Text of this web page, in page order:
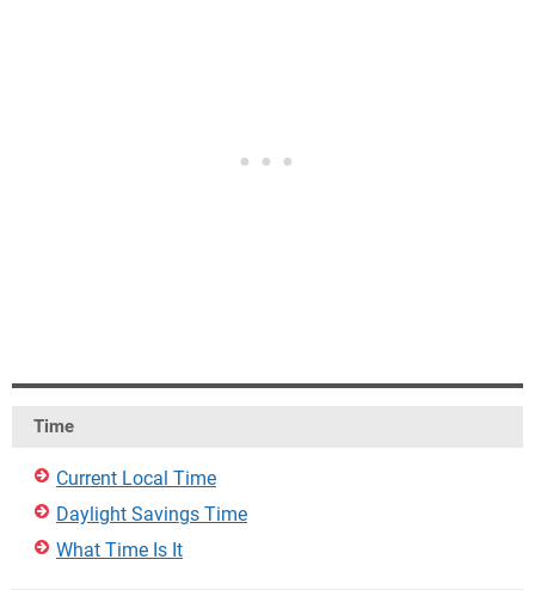
Time
Current Local Time
Daylight Savings Time
What Time Is It